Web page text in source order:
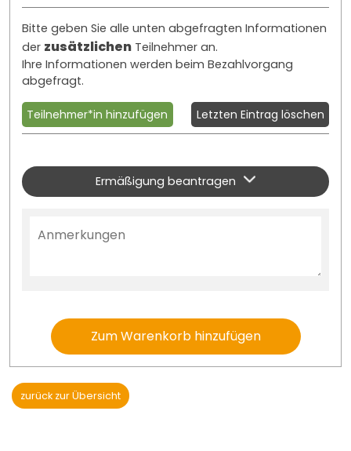
Bitte geben Sie alle unten abgefragten Informationen
der zusätzlichen Teilnehmer an.
Ihre Informationen werden beim Bezahlvorgang
abgefragt.
Teilnehmer*in hinzufügen Letzten Eintrag löschen
Ermäßigung beantragen
Zum Warenkorb hinzufügen
zurück zur Übersicht